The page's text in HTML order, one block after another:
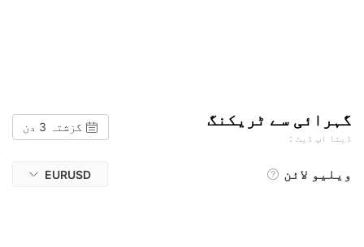
گہرائی سے ٹریکنگ
ڈیٹا اپ ڈیٹ：
گزشتہ 3 دن
ویلیو لائن EURUSD